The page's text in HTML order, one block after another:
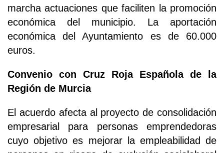
marcha actuaciones que faciliten la promoción
económica del municipio. La aportación
económica del Ayuntamiento es de 60.000
euros.
Convenio con Cruz Roja Española de la
Región de Murcia
El acuerdo afecta al proyecto de consolidación
empresarial para personas emprendedoras
cuyo objetivo es mejorar la empleabilidad de